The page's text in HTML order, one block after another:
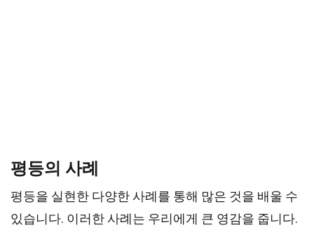
평등의 사례
평등을 실현한 다양한 사례를 통해 많은 것을 배울 수
있습니다. 이러한 사례는 우리에게 큰 영감을 줍니다.